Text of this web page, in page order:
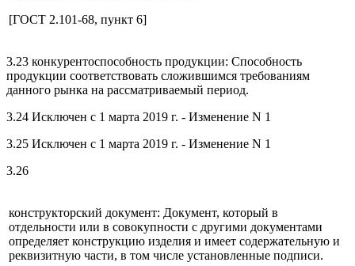
[ГОСТ 2.101-68, пункт 6]
3.23 конкурентоспособность продукции: Способность
продукции соответствовать сложившимся требованиям
данного рынка на рассматриваемый период.
3.24 Исключен с 1 марта 2019 г. - Изменение N 1
3.25 Исключен с 1 марта 2019 г. - Изменение N 1
3.26
конструкторский документ: Документ, который в
отдельности или в совокупности с другими документами
определяет конструкцию изделия и имеет содержательную и
реквизитную части, в том числе установленные подписи.